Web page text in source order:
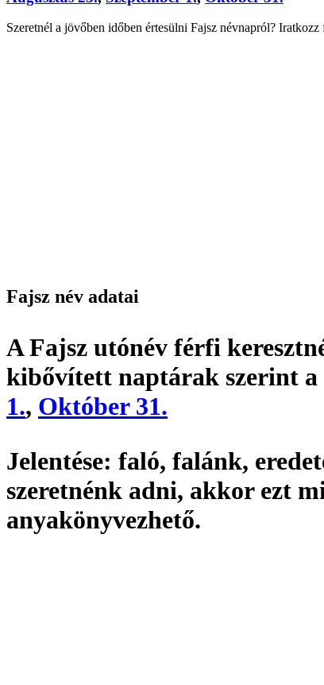
Szeretnél a jövőben időben értesülni Fajsz névnapról? Iratkozz
Fajsz név adatai
A Fajsz utónév férfi
kibővített naptárak szerint
1., Október 31.
Jelentése: faló, falánk,
szeretnénk adni, akkor ezt
anyakönyvezhető.